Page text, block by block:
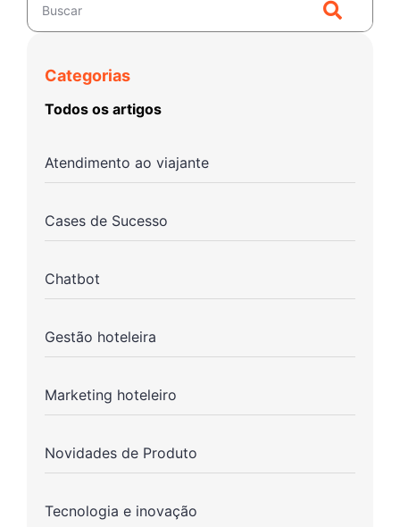
Categorias
Todos os artigos
Atendimento ao viajante
Cases de Sucesso
Chatbot
Gestão hoteleira
Marketing hoteleiro
Novidades de Produto
Tecnologia e inovação